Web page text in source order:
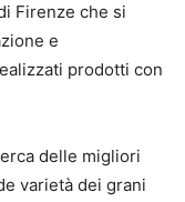
Firenze che si
e
prodotti con
delle migliori
varietà dei grani